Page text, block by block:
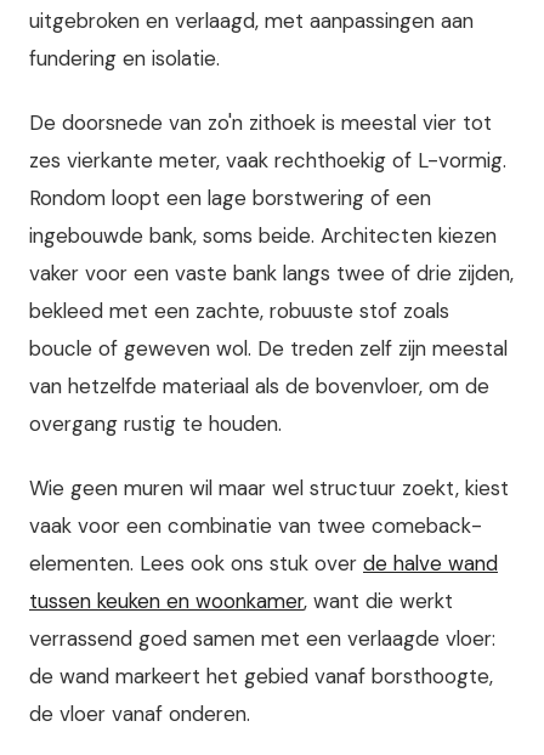
uitgebroken en verlaagd, met aanpassingen aan
fundering en isolatie.
De doorsnede van zo'n zithoek is meestal vier tot
zes vierkante meter, vaak rechthoekig of L-vormig.
Rondom loopt een lage borstwering of een
ingebouwde bank, soms beide. Architecten kiezen
vaker voor een vaste bank langs twee of drie zijden,
bekleed met een zachte, robuuste stof zoals
boucle of geweven wol. De treden zelf zijn meestal
van hetzelfde materiaal als de bovenvloer, om de
overgang rustig te houden.
Wie geen muren wil maar wel structuur zoekt, kiest
vaak voor een combinatie van twee comeback-
elementen. Lees ook ons stuk over de halve wand
tussen keuken en woonkamer, want die werkt
verrassend goed samen met een verlaagde vloer:
de wand markeert het gebied vanaf borsthoogte,
de vloer vanaf onderen.